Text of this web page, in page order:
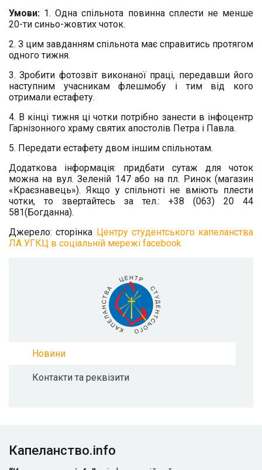
Умови: 1. Одна спільнота повинна сплести не менше
20-ти синьо-жовтих чоток.
2. З цим завданням спільнота має справитись протягом
одного тижня.
3. Зробити фотозвіт виконаної праці, передавши його
наступним учасникам флешмобу і тим від кого
отримали естафету.
4. В кінці тижня ці чотки потрібно занести в інфоцентр
Гарнізонного храму святих апостолів Петра і Павла.
5. Передати естафету двом іншим спільнотам.
Додаткова інформація: придбати сутаж для чоток
можна на вул. Зеленій 147 або на пл. Ринок (магазин
«Краєзнавець»). Якщо у спільноті не вміють плести
чотки, то звертайтесь за тел.: +38 (063) 20 44
581(Богданна).
Джерело: сторінка Центру студентського капеланства
ЛА УГКЦ в соціальній мережі facebook
Новини
Контакти та реквізити
Капеланство.info